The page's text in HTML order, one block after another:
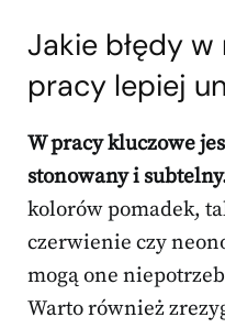
Jakie błędy
pracy lepiej
W pracy kluczowe
stonowany i
kolorów pomadek,
czerwienie czy
mogą one
Warto również